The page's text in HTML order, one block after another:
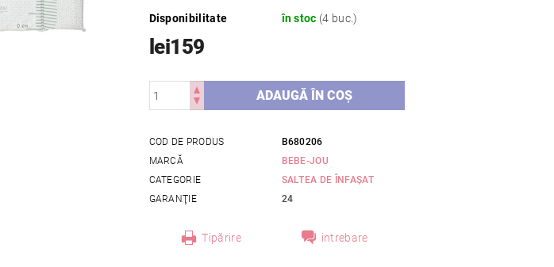
Disponibilitate în stoc (4 buc.)
lei159
COD DE PRODUS
B680206
MARCĂ
BEBE-JOU
CATEGORIE
SALTEA DE ÎNFAȘAT
GARANŢIE
24
Tipărire intrebare